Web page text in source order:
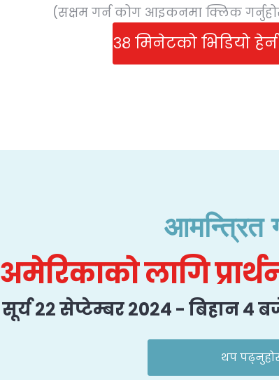
(सक्षम गर्न कोग आइकनमा क्लिक
३८ मिनेटको भिडियो
आमन्त्रित
अमेरिकाको लागि
सूर्य २२ सेप्टेम्बर २०२४ - बिहान ४
थप